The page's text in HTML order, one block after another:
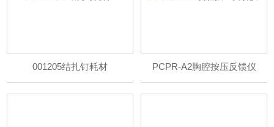
001205结扎钉耗材 PCPR-A2胸腔按压反馈仪